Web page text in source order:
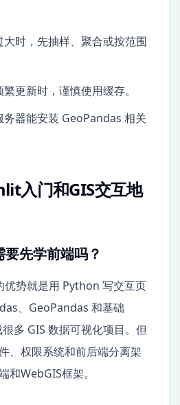
大时，先抽样、聚合或按范围
更新时，谨慎使用缓存。
务器能安装 GeoPandas 相关
入门和GIS交互地
先学前端吗？
势就是用 Python 写交互页
、GeoPandas 和基础
多 GIS 数据可视化项目。但
、权限系统和前后端分离架
和WebGIS框架。